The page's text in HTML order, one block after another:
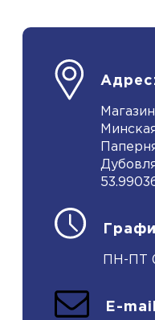
Магазин
ПН-ПТ
E-